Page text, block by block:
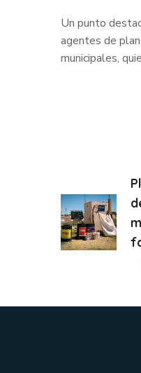
Un punto
agentes de
municipales,